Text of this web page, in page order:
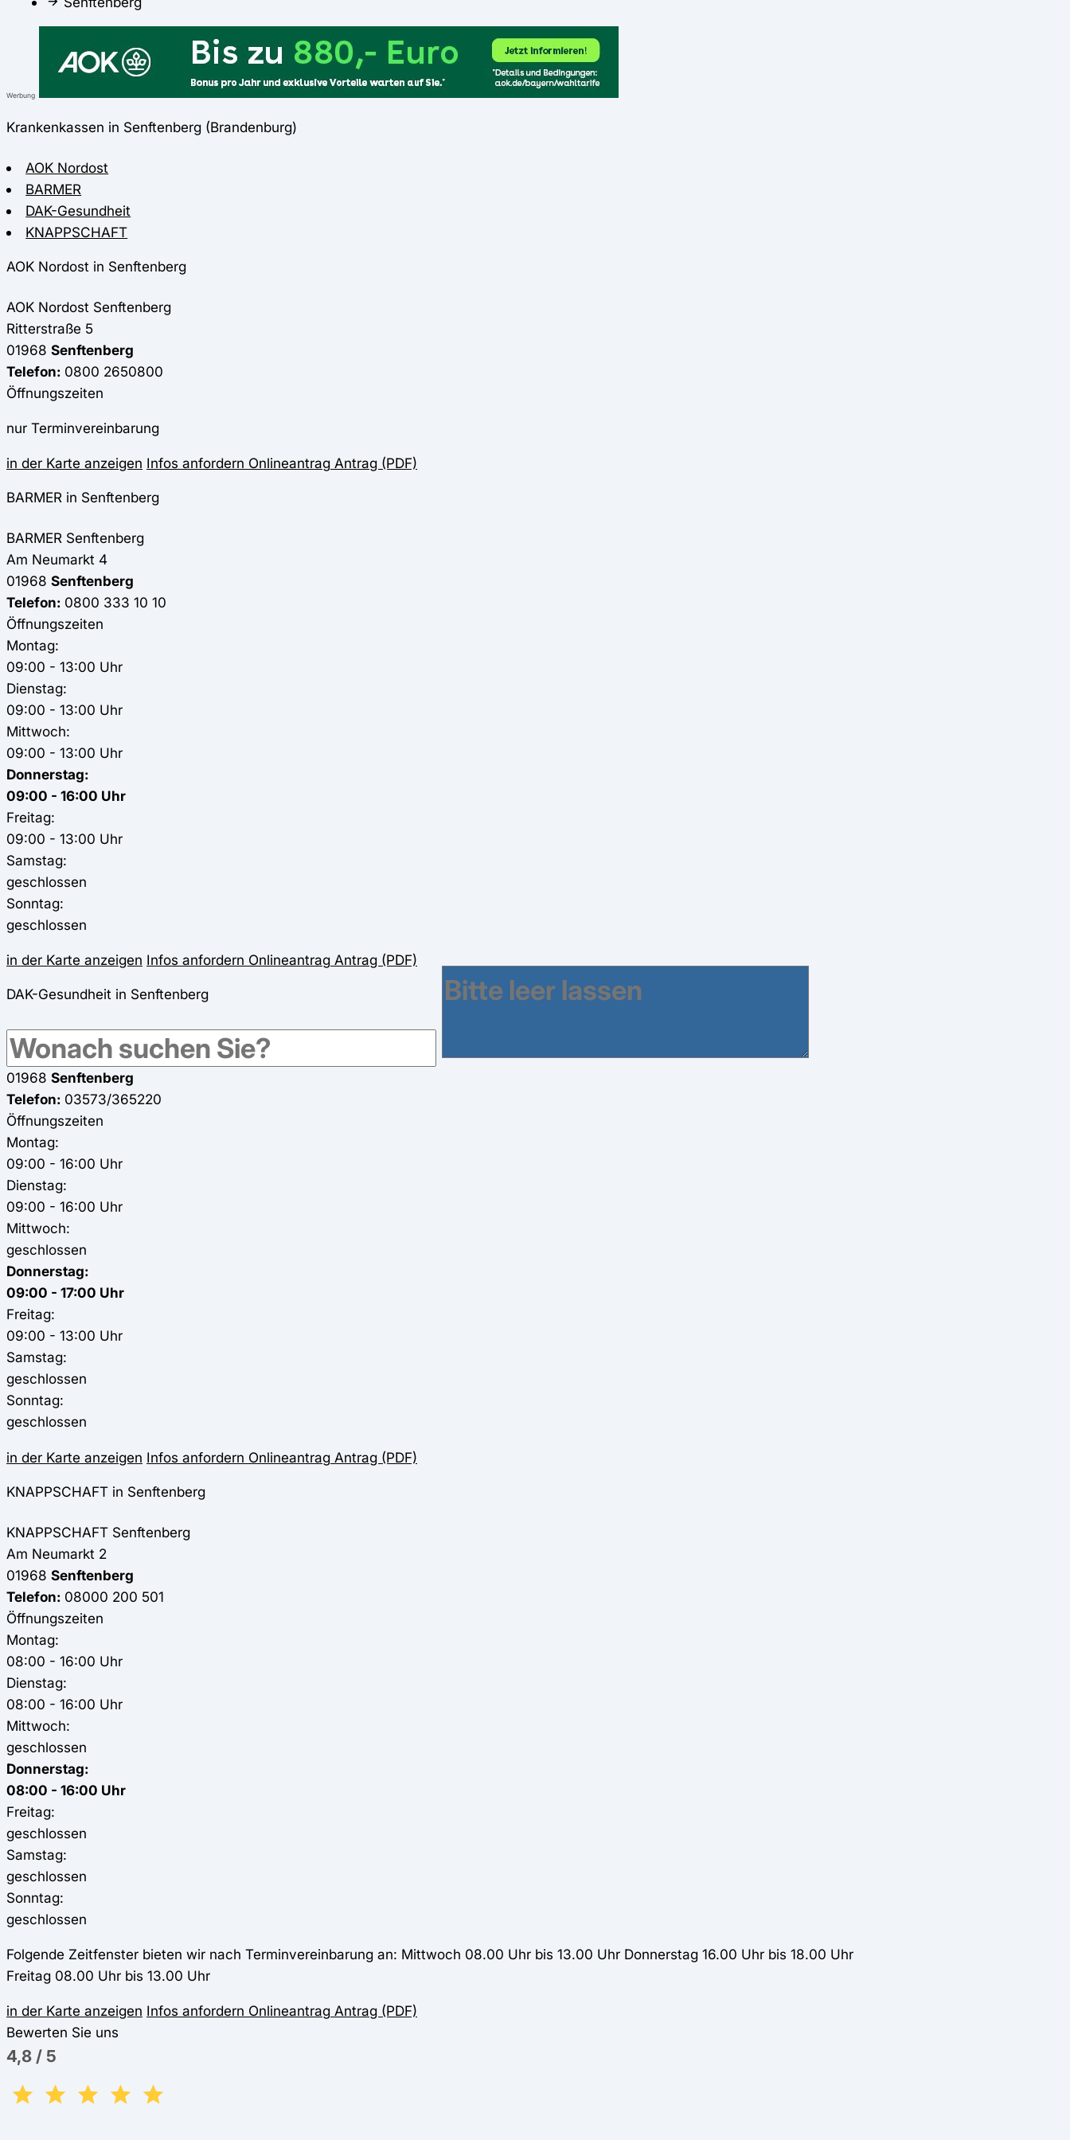
Werbung
Krankenkassen in Senftenberg (Brandenburg)
AOK Nordost
BARMER
DAK-Gesundheit
KNAPPSCHAFT
AOK Nordost in Senftenberg
AOK Nordost Senftenberg
Ritterstraße 5
01968 Senftenberg
Telefon: 0800 2650800
Öffnungszeiten
nur Terminvereinbarung
in der Karte anzeigen Infos anfordern Onlineantrag Antrag (PDF)
BARMER in Senftenberg
BARMER Senftenberg
Am Neumarkt 4
01968 Senftenberg
Telefon: 0800 333 10 10
Öffnungszeiten
Montag:
09:00 - 13:00 Uhr
Dienstag:
09:00 - 13:00 Uhr
Mittwoch:
09:00 - 13:00 Uhr
Donnerstag:
09:00 - 16:00 Uhr
Freitag:
09:00 - 13:00 Uhr
Samstag:
geschlossen
Sonntag:
geschlossen
in der Karte anzeigen Infos anfordern Onlineantrag Antrag (PDF)
DAK-Gesundheit in Senftenberg
DAK-Gesundheit Senftenberg
Am Neumarkt 2 - 4
01968 Senftenberg
Telefon: 03573/365220
Öffnungszeiten
Montag:
09:00 - 16:00 Uhr
Dienstag:
09:00 - 16:00 Uhr
Mittwoch:
geschlossen
Donnerstag:
09:00 - 17:00 Uhr
Freitag:
09:00 - 13:00 Uhr
Samstag:
geschlossen
Sonntag:
geschlossen
in der Karte anzeigen Infos anfordern Onlineantrag Antrag (PDF)
KNAPPSCHAFT in Senftenberg
KNAPPSCHAFT Senftenberg
Am Neumarkt 2
01968 Senftenberg
Telefon: 08000 200 501
Öffnungszeiten
Montag:
08:00 - 16:00 Uhr
Dienstag:
08:00 - 16:00 Uhr
Mittwoch:
geschlossen
Donnerstag:
08:00 - 16:00 Uhr
Freitag:
geschlossen
Samstag:
geschlossen
Sonntag:
geschlossen
Folgende Zeitfenster bieten wir nach Terminvereinbarung an: Mittwoch 08.00 Uhr bis 13.00 Uhr Donnerstag 16.00 Uhr bis 18.00 Uhr
Freitag 08.00 Uhr bis 13.00 Uhr
in der Karte anzeigen Infos anfordern Onlineantrag Antrag (PDF)
Bewerten Sie uns
4,8 / 5